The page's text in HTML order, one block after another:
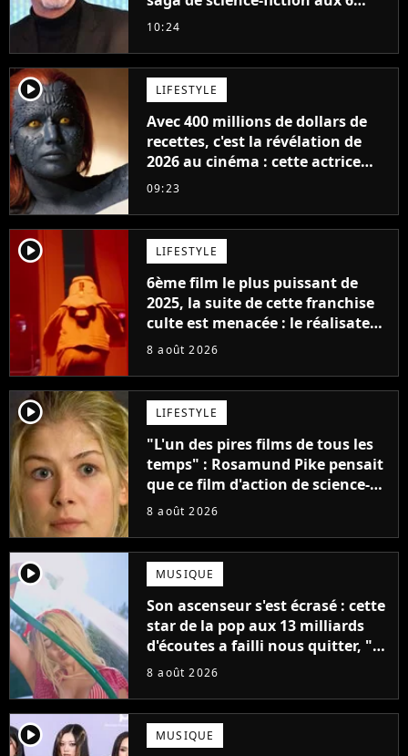
milliards de recettes
10:24
player2 LIFESTYLE
Avec 400 millions de dollars de
recettes, c'est la révélation de
2026 au cinéma : cette actrice
adorée prête à remplacer
09:23
player2 LIFESTYLE
6ème film le plus puissant de
2025, la suite de cette franchise
culte est menacée : le réalisateur
claque la porte pour "différends
8 août 2026
player2 LIFESTYLE
"L'un des pires films de tous les
temps" : Rosamund Pike pensait
que ce film d'action de science-
fiction avec Dwayne Johnson
8 août 2026
player2 MUSIQUE
Son ascenseur s'est écrasé : cette
star de la pop aux 13 milliards
d'écoutes a failli nous quitter, "Je
pensais ne plus jamais chanter"
8 août 2026
player2 MUSIQUE